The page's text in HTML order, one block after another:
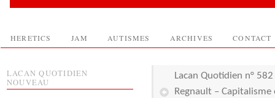
HERETICS JAM AUTISMES ARCHIVES CONTACT
Lacan Quotidien n°
Regnault –
LACAN QUOTIDIEN
NOUVEAU